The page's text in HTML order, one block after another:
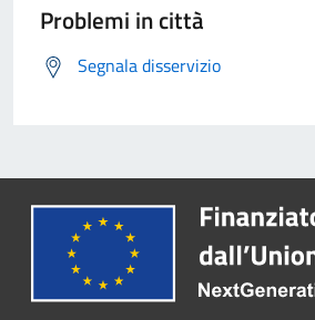
Problemi in città
Segnala disservizio